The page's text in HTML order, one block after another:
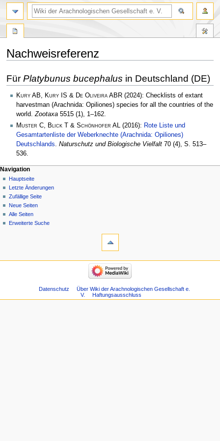
Nachweisreferenz
Navigation
springen
Suche
springen
Für Platybunus bucephalus in Deutschland (DE)
Kury AB, Kury IS & De Oliveira ABR (2024): Checklists of extant
harvestman (Arachnida: Opiliones) species for all the countries of the
world.Zootaxa 5515 (1), 1–162.
Muster C, Blick T & Schönhofer AL
(2016): Rote Liste und
Gesamtartenliste der Weberknechte (Arachnida: Opiliones)
Deutschlands
Naturschutz und Biologische Vielfalt 70 (4), S. 513–
536.
Navigation
Hauptseite
Letzte Änderungen
Zufällige Seite
Neue Seiten
Alle Seiten
Erweiterte Suche
Datenschutz
Über Wiki der Arachnologischen Gesellschaft e.
V.
Haftungsausschluss